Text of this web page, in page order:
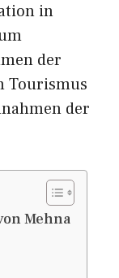
in
der
Tourismus
der
Mehna